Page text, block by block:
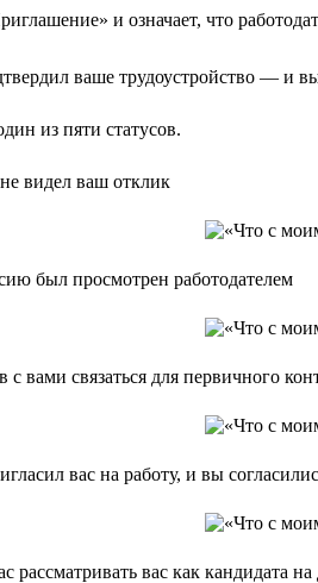
и означает, что
ваше трудоустройство — и
из пяти статусов.
видел ваш отклик
был просмотрен работодателем
с вами связаться для первичного
вас на работу, и вы
рассматривать вас как кандидата